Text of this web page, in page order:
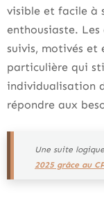
visible et facile à
enthousiaste. Les
suivis, motivés et
particulière qui
individualisation
répondre aux
Une suite
2025 grâce au